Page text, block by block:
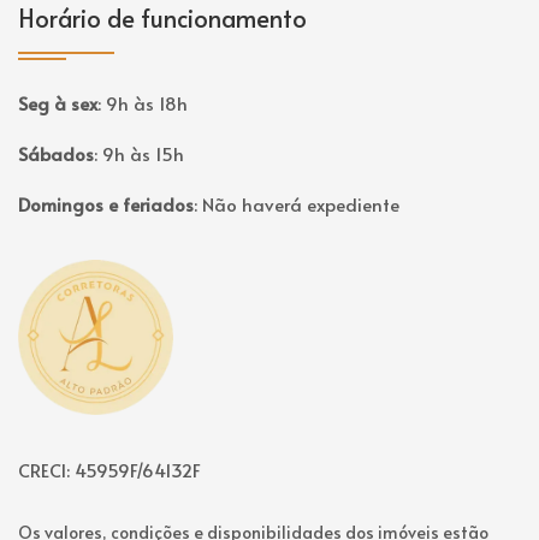
Horário de funcionamento
Seg à sex: 9h às 18h
Sábados: 9h às 15h
Domingos e feriados: Não haverá expediente
Página inicial
CRECI: 45959F/64132F
Os valores, condições e disponibilidades dos imóveis estão